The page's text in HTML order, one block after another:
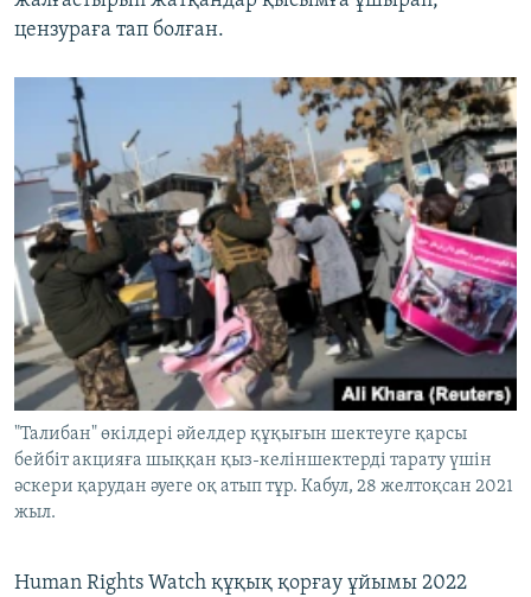
цензураға тап болған.
"Талибан" өкілдері әйелдер құқығын шектеуге қарсы
бейбіт акцияға шыққан қыз-келіншектерді тарату үшін
әскери қарудан әуеге оқ атып тұр. Кабул, 28 желтоқсан 2021
жыл.
Human Rights Watch құқық қорғау ұйымы 2022